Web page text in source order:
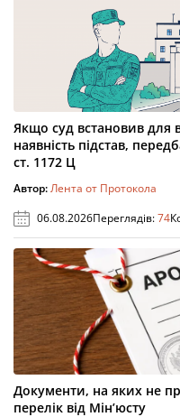
Якщо суд встановив для
наявність підстав,
ст. 1172 Ц
Автор:Лента от Протокола
06.08.2026Переглядів:74
Документи, на яких не
перелік від Мін’юсту